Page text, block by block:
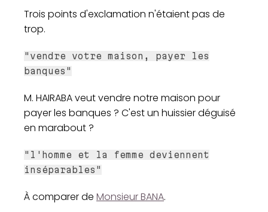
Trois points d'exclamation n'étaient pas de
trop.
"vendre votre maison, payer les
banques"
M. HAIRABA veut vendre notre maison pour
payer les banques ? C'est un huissier déguisé
en marabout ?
"l'homme et la femme deviennent
inséparables"
À comparer de Monsieur BANA.